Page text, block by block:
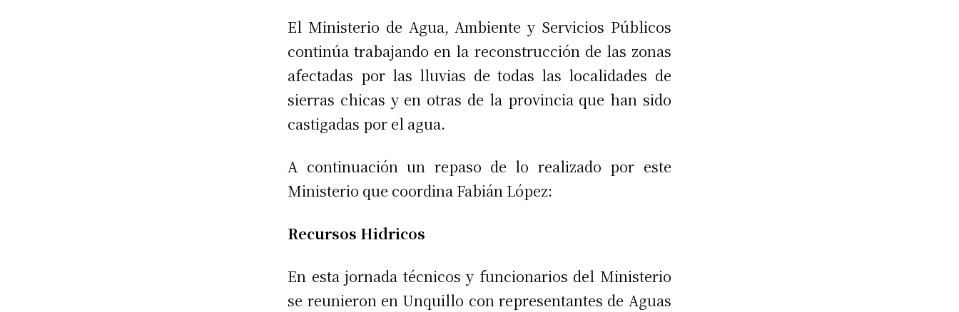
El Ministerio de Agua, Ambiente y Servicios Públicos
continúa trabajando en la reconstrucción de las zonas
afectadas por las lluvias de todas las localidades de
sierras chicas y en otras de la provincia que han sido
castigadas por el agua.
A continuación un repaso de lo realizado por este
Ministerio que coordina Fabián López:
Recursos Hidricos
En esta jornada técnicos y funcionarios del Ministerio
se reunieron en Unquillo con representantes de Aguas